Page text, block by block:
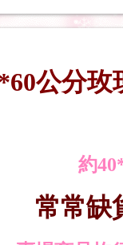
公分玫
約
常常缺